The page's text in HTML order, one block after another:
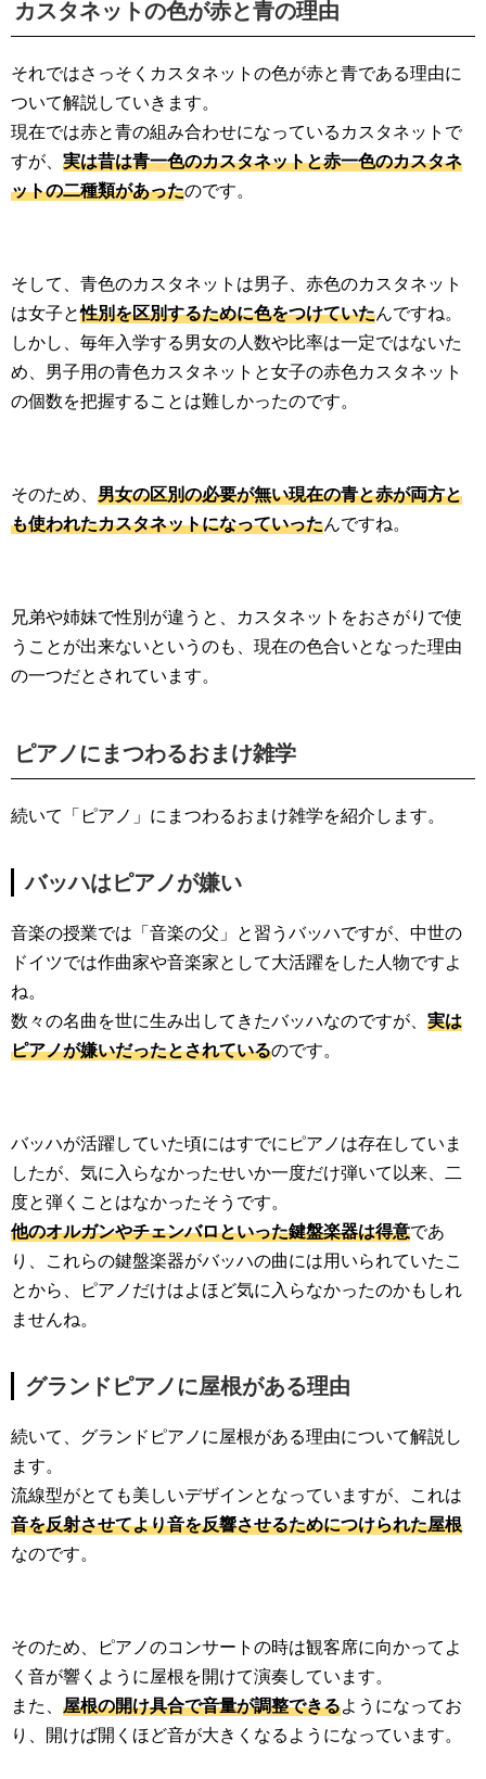
カスタネットの色が赤と青の理由
それではさっそくカスタネットの色が赤と青である理由に
ついて解説していきます。
現在では赤と青の組み合わせになっているカスタネットで
すが、 実は昔は青一色のカスタネットと赤一色のカスタネ
ットの二種類があったのです。
そして、青色のカスタネットは男子、赤色のカスタネット
は女子と性別を区別するために色をつけていたんですね。
しかし、毎年入学する男女の人数や比率は一定ではないた
め、男子用の青色カスタネットと女子の赤色カスタネット
の個数を把握することは難しかったのです。
そのため、 男女の区別の必要が無い現在の青と赤が両方と
も使われたカスタネットになっていったんですね。
兄弟や姉妹で性別が違うと、カスタネットをおさがりで使
うことが出来ないというのも、現在の色合いとなった理由
の一つだとされています。
ピアノにまつわるおまけ雑学
続いて「ピアノ」にまつわるおまけ雑学を紹介します。
バッハはピアノが嫌い
音楽の授業では「音楽の父」と習うバッハですが、中世の
ドイツでは作曲家や音楽家として大活躍をした人物ですよ
ね。
数々の名曲を世に生み出してきたバッハなのですが、 実は
ピアノが嫌いだったとされているのです。
バッハが活躍していた頃にはすでにピアノは存在していま
したが、気に入らなかったせいか一度だけ弾いて以来、二
度と弾くことはなかったそうです。
他のオルガンやチェンバロといった鍵盤楽器は得意であ
り、これらの鍵盤楽器がバッハの曲には用いられていたこ
とから、ピアノだけはよほど気に入らなかったのかもしれ
ませんね。
グランドピアノに屋根がある理由
続いて、グランドピアノに屋根がある理由について解説し
ます。
流線型がとても美しいデザインとなっていますが、これは
音を反射させてより音を反響させるためにつけられた屋根
なのです。
そのため、ピアノのコンサートの時は観客席に向かってよ
く音が響くように屋根を開けて演奏しています。
また、 屋根の開け具合で音量が調整できるようになってお
り、開けば開くほど音が大きくなるようになっています。